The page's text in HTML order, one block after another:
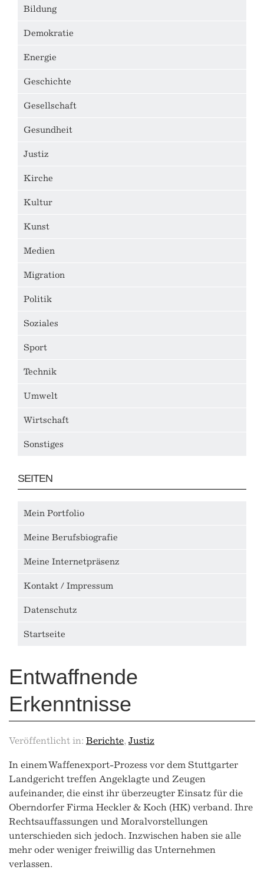
Bildung
Demokratie
Energie
Geschichte
Gesellschaft
Gesundheit
Justiz
Kirche
Kultur
Kunst
Medien
Migration
Politik
Soziales
Sport
Technik
Umwelt
Wirtschaft
Sonstiges
SEITEN
Mein Portfolio
Meine Berufsbiografie
Meine Internetpräsenz
Kontakt / Impressum
Datenschutz
Startseite
Entwaffnende
Erkenntnisse
Veröffentlicht in: Berichte, Justiz
In einem Waffenexport-Prozess vor dem Stuttgarter
Landgericht treffen Angeklagte und Zeugen
aufeinander, die einst ihr überzeugter Einsatz für die
Oberndorfer Firma Heckler & Koch (HK) verband. Ihre
Rechtsauffassungen und Moralvorstellungen
unterschieden sich jedoch. Inzwischen haben sie alle
mehr oder weniger freiwillig das Unternehmen
verlassen.